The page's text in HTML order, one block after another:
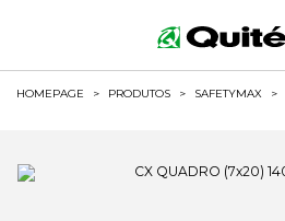
HOMEPAGE > PRODUTOS > SAFETYMAX >